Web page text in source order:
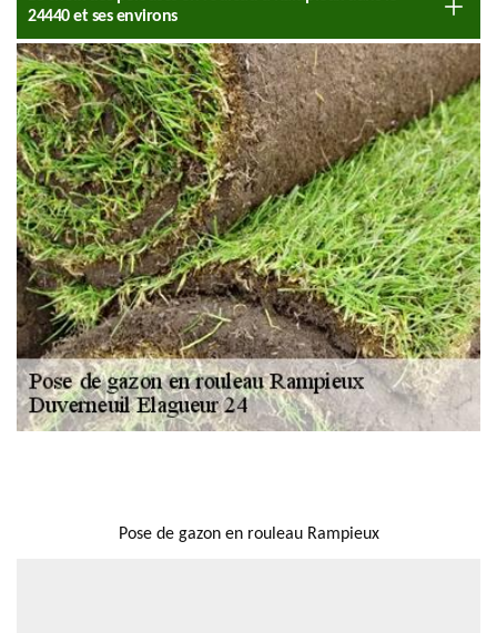
24440 et ses environs
Pose de gazon en rouleau Rampieux